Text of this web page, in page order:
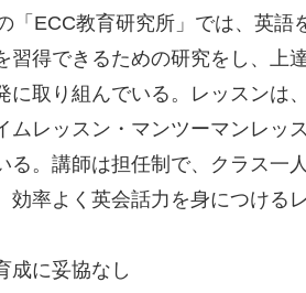
ECC教育研究所」では、英語
習得できるための研究をし、上
に取り組んでいる。レッスンは
ムレッスン・マンツーマンレッ
る。講師は担任制で、クラス一
効率よく英会話力を身につける
成に妥協なし